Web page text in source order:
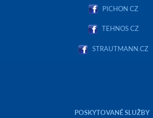
PICHON CZ
TEHNOS CZ
STRAUTMANN.CZ
POSKYTOVANÉ SLUŽBY